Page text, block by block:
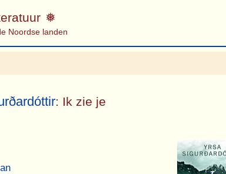
Noordse landen
: Ik zie je